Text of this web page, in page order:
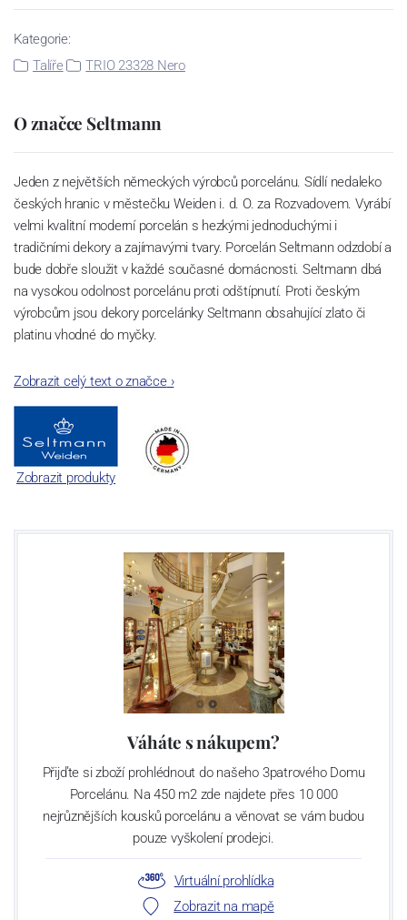
Kategorie:
Talíře
TRIO 23328 Nero
O značce Seltmann
Jeden z největších německých výrobců porcelánu. Sídlí nedaleko
českých hranic v městečku Weiden i. d. O. za Rozvadovem. Vyrábí
velmi kvalitní moderní porcelán s hezkými jednoduchými i
tradičními dekory a zajímavými tvary. Porcelán Seltmann odzdobí a
bude dobře sloužit v každé současné domácnosti. Seltmann dbá
na vysokou odolnost porcelánu proti odštípnutí. Proti českým
výrobcům jsou dekory porcelánky Seltmann obsahující zlato či
platinu vhodné do myčky.
Zobrazit celý text o značce›
Zobrazit produkty
Váháte s nákupem?
Přijďte si zboží prohlédnout do našeho 3patrového Domu
Porcelánu. Na 450 m2 zde najdete přes 10 000
nejrůznějších kousků porcelánu a věnovat se vám budou
pouze vyškolení prodejci.
Virtuální prohlídka
Zobrazit na mapě